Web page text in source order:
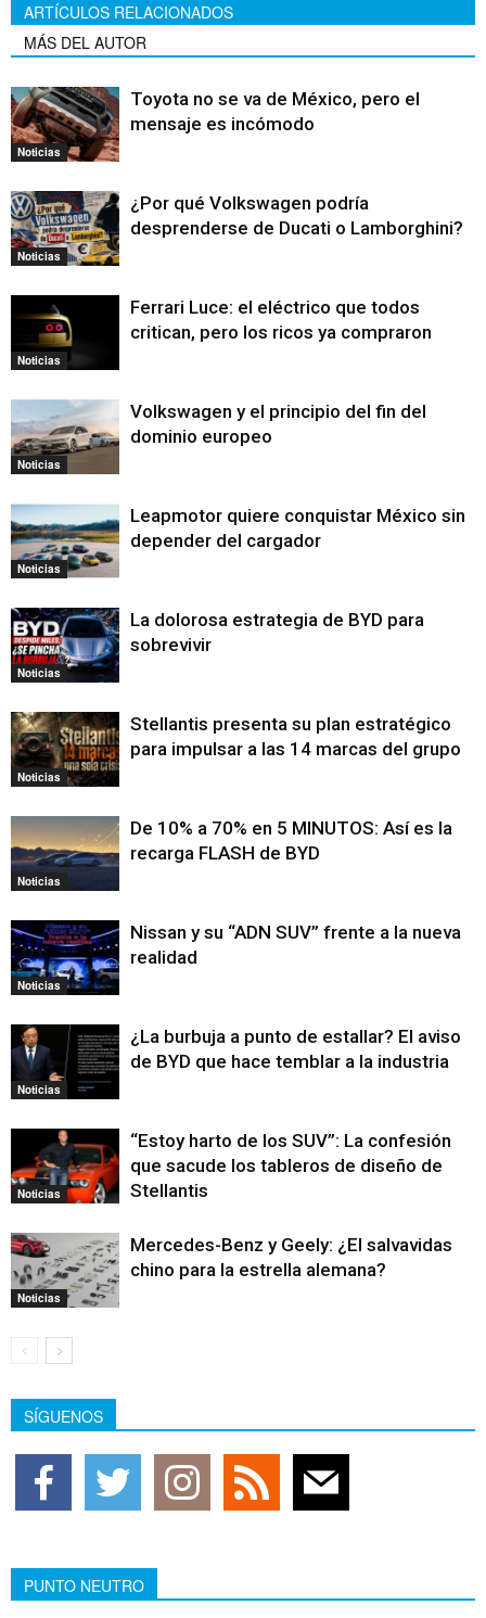
ARTÍCULOS RELACIONADOS
MÁS DEL AUTOR
Noticias
Toyota no se va de México, pero el
mensaje es incómodo
Noticias
¿Por qué Volkswagen podría
desprenderse de Ducati o Lamborghini?
Noticias
Ferrari Luce: el eléctrico que todos
critican, pero los ricos ya compraron
Noticias
Volkswagen y el principio del fin del
dominio europeo
Noticias
Leapmotor quiere conquistar México sin
depender del cargador
Noticias
La dolorosa estrategia de BYD para
sobrevivir
Noticias
Stellantis presenta su plan estratégico
para impulsar a las 14 marcas del grupo
Noticias
De 10% a 70% en 5 MINUTOS: Así es la
recarga FLASH de BYD
Noticias
Nissan y su “ADN SUV” frente a la nueva
realidad
Noticias
¿La burbuja a punto de estallar? El aviso
de BYD que hace temblar a la industria
Noticias
“Estoy harto de los SUV”: La confesión
que sacude los tableros de diseño de
Stellantis
Noticias
Mercedes-Benz y Geely: ¿El salvavidas
chino para la estrella alemana?
SÍGUENOS
PUNTO NEUTRO